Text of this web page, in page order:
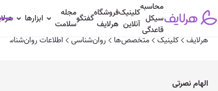
محاسبه
سیکل
قاعدگی
کلینیک
آنلاین
فروشگاه
هرلایف گفتگومجله
سلامت
ابزارها
هرلایف
کلینیک متخصص‌ها روان‌شناسی اطلاعات روان‌شناس
تخصص‌ها درباره روان‌شناس نوع مشاوره
الهام نصرتی